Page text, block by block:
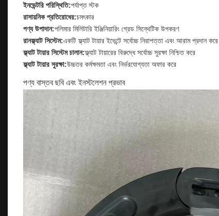
ইনভেন্টরি পরিস্থিতি:পর্যাপ্ত স্টক
রাসায়নিক প্রতিরোধের:চমৎকার
পণ্য উপাদান:পলিমার মিলিটারি ইঞ্জিনিয়ারিং গ্রেড সিন্থেটিক উপকরণ
রানফ্ল্যাট সিস্টেম:একটি ফ্ল্যাট টায়ার ইভেন্টে সর্বোচ্চ নিরাপত্তা এবং আরাম প্রদান করে
ফ্ল্যাট টায়ার সিস্টেম চালান:ফ্ল্যাট টায়ারের বিরুদ্ধে সর্বোচ্চ সুরক্ষা নিশ্চিত করে
ফ্ল্যাট টায়ার সুরক্ষা:উচ্চতর কর্মক্ষমতা এবং নির্ভরযোগ্যতা অফার করে
পণ্য বাস্তব ছবি এবং ইনস্টলেশন প্রভাব